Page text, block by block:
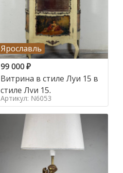
Ярославль
99 000₽
Витрина в стиле Луи 15 в
стиле Луи 15,
Артикул: N6053